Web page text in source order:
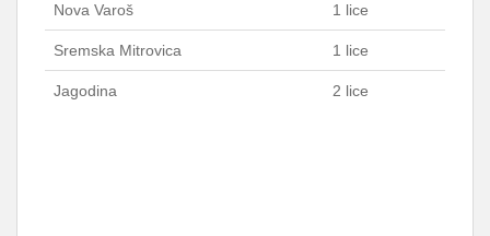
Nova Varoš 1 lice
Sremska Mitrovica 1 lice
Jagodina 2 lice